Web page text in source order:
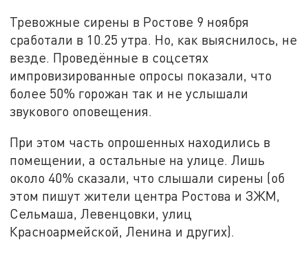
Тревожные сирены в Ростове 9 ноября
сработали в 10.25 утра. Но, как выяснилось, не
везде. Проведённые в соцсетях
импровизированные опросы показали, что
более 50% горожан так и не услышали
звукового оповещения.
При этом часть опрошенных находились в
помещении, а остальные на улице. Лишь
около 40% сказали, что слышали сирены (об
этом пишут жители центра Ростова и ЗЖМ,
Сельмаша, Левенцовки, улиц
Красноармейской, Ленина и других).